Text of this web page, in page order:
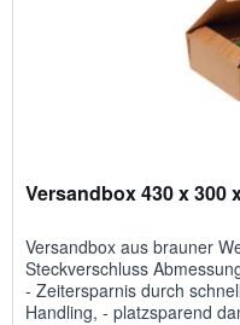
Versandbox 430 x 300
Versandbox aus brauner
Steckverschluss
- Zeitersparnis durch
Handling, - platzsparend